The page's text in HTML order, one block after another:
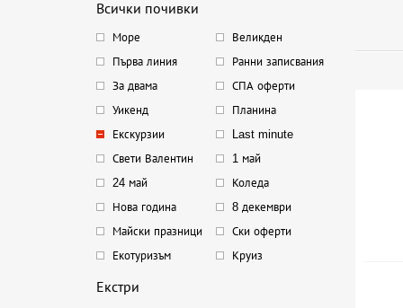
Всички почивки
Море
Великден
Първа линия
Ранни записвания
За двама
СПА оферти
Уикенд
Планина
Екскурзии
Last minute
Свети Валентин
1 май
24 май
Коледа
Нова година
8 декември
Майски празници
Ски оферти
Екотуризъм
Круиз
Екстри